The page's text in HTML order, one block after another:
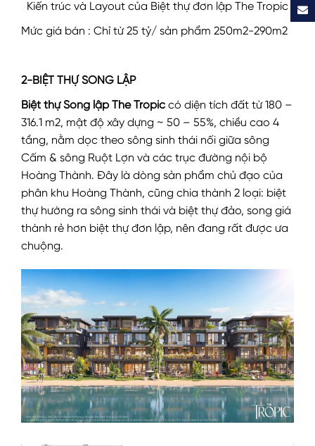
Kiến trúc và Layout của Biệt thự đơn lập The Tropic
Mức giá bán : Chỉ từ 25 tỷ/ sản phẩm 250m2-290m2
2-BIỆT THỰ SONG LẬP
Biệt thự Song lập The Tropic có diện tích đất từ 180 –
316.1 m2, mật độ xây dựng ~ 50 – 55%, chiều cao 4
tầng, nằm dọc theo sông sinh thái nối giữa sông
Cấm & sông Ruột Lợn và các trục đường nội bộ
Hoàng Thành. Đây là dòng sản phẩm chủ đạo của
phân khu Hoàng Thành, cũng chia thành 2 loại: biệt
thự hướng ra sông sinh thái và biệt thự đảo, song giá
thành rẻ hơn biệt thự đơn lập, nên đang rất được ưa
chuộng.